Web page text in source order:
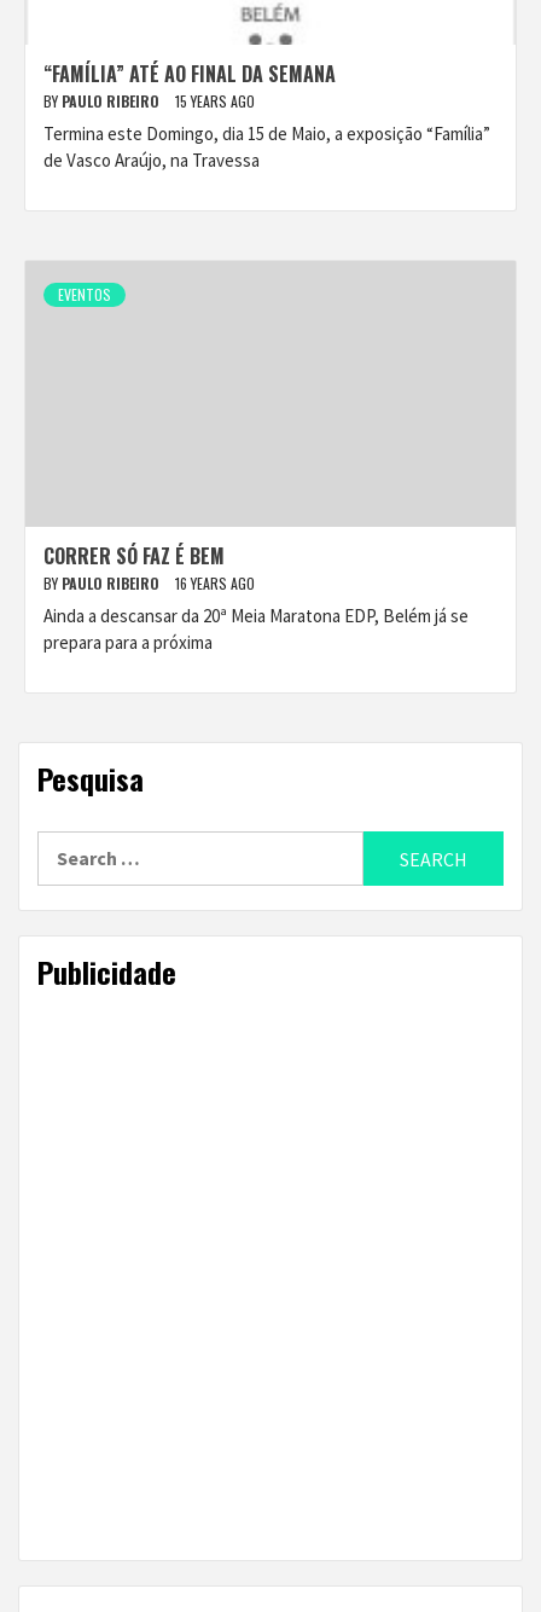
“FAMÍLIA” ATÉ AO FINAL DA SEMANA
BY PAULO RIBEIRO 15 YEARS AGO
Termina este Domingo, dia 15 de Maio, a exposição “Família”
de Vasco Araújo, na Travessa
EVENTOS
CORRER SÓ FAZ É BEM
BY PAULO RIBEIRO 16 YEARS AGO
Ainda a descansar da 20ª Meia Maratona EDP, Belém já se
prepara para a próxima
Pesquisa
Publicidade